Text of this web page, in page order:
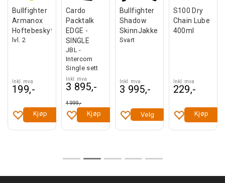
Bullfighter
Armanox
Hoftebeskyttelse
lvl. 2
Inkl. mva
199,-
Kjøp
Cardo
Packtalk
EDGE -
SINGLE
JBL -
Intercom
Single sett
Inkl. mva
3 895,-
4 999,-
Kjøp
Bullfighter
Shadow
SkinnJakke
Svart
Inkl. mva
3 995,-
Velg
S100 Dry
Chain Lube
400ml
Inkl. mva
229,-
Kjøp